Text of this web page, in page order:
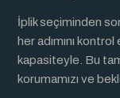
İplik seçiminden
her adımını
kapasiteyle. Bu
korumamızı ve